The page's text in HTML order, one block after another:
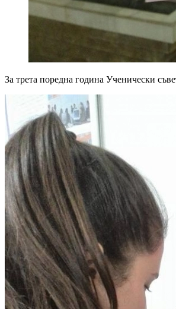
За трета поредна година Ученически